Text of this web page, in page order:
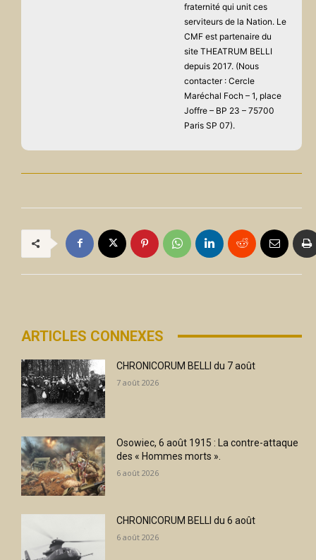
fraternité qui unit ces
serviteurs de la Nation. Le
CMF est partenaire du
site THEATRUM BELLI
depuis 2017. (Nous
contacter : Cercle
Maréchal Foch – 1, place
Joffre – BP 23 – 75700
Paris SP 07).
ARTICLES CONNEXES
CHRONICORUM BELLI du 7 août
7 août 2026
Osowiec, 6 août 1915 : La contre-attaque
des « Hommes morts ».
6 août 2026
CHRONICORUM BELLI du 6 août
6 août 2026